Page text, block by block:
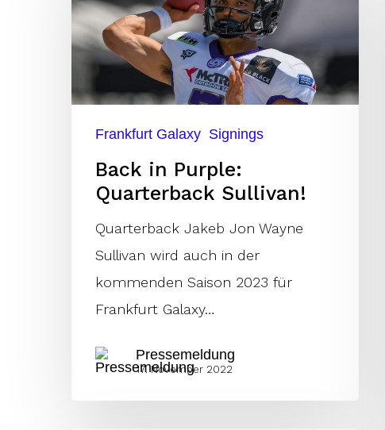
Purple:
Quarterback
Sullivan!
Frankfurt Galaxy Signings
Back in Purple:
Quarterback Sullivan!
Quarterback Jakeb Jon Wayne
Sullivan wird auch in der
kommenden Saison 2023 für
Frankfurt Galaxy…
Pressemeldung
17. November 2022